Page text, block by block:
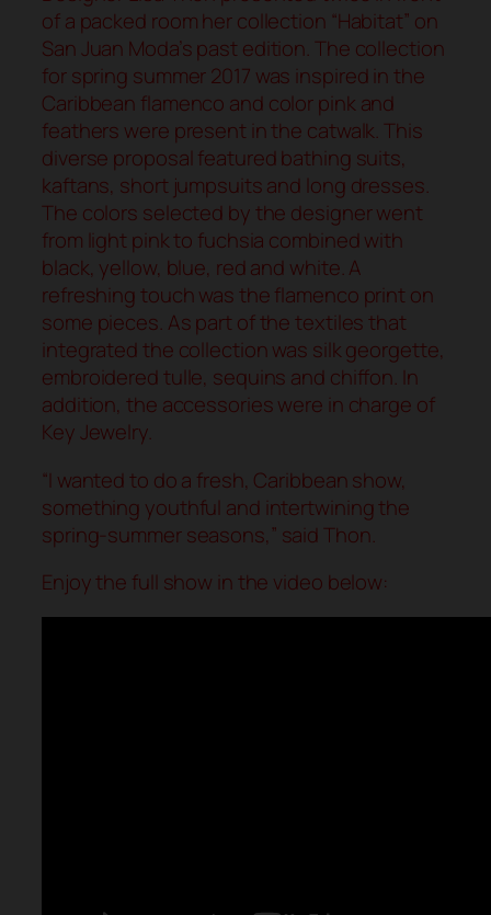
of a packed room her collection “Habitat” on
San Juan Moda’s past edition. The collection
for spring summer 2017 was inspired in the
Caribbean flamenco and color pink and
feathers were present in the catwalk. This
diverse proposal featured bathing suits,
kaftans, short jumpsuits and long dresses.
The colors selected by the designer went
from light pink to fuchsia combined with
black, yellow, blue, red and white. A
refreshing touch was the flamenco print on
some pieces. As part of the textiles that
integrated the collection was silk georgette,
embroidered tulle, sequins and chiffon. In
addition, the accessories were in charge of
Key Jewelry.
“I wanted to do a fresh, Caribbean show,
something youthful and intertwining the
spring-summer seasons,” said Thon.
Enjoy the full show in the video below: